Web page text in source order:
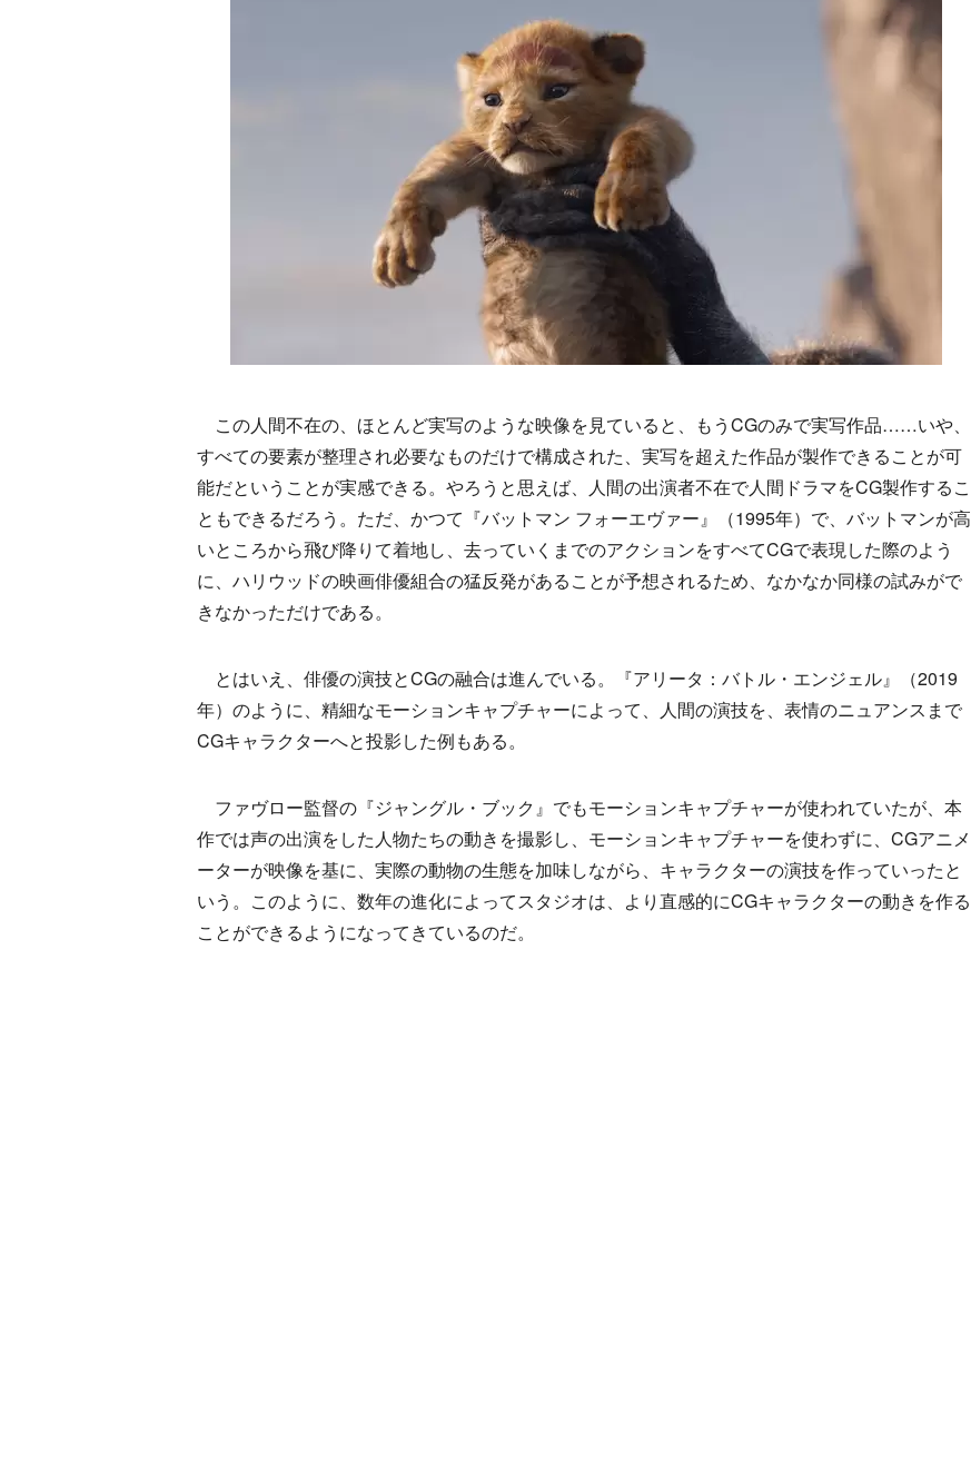
この人間不在の、ほとんど実写のような映像を見ていると、もうCGのみで実写作品……いや、
すべての要素が整理され必要なものだけで構成された、実写を超えた作品が製作できることが可
能だということが実感できる。やろうと思えば、人間の出演者不在で人間ドラマをCG製作するこ
ともできるだろう。ただ、かつて『バットマン フォーエヴァー』（1995年）で、バットマンが高
いところから飛び降りて着地し、去っていくまでのアクションをすべてCGで表現した際のよう
に、ハリウッドの映画俳優組合の猛反発があることが予想されるため、なかなか同様の試みがで
きなかっただけである。
とはいえ、俳優の演技とCGの融合は進んでいる。『アリータ：バトル・エンジェル』（2019
年）のように、精細なモーションキャプチャーによって、人間の演技を、表情のニュアンスまで
CGキャラクターへと投影した例もある。
ファヴロー監督の『ジャングル・ブック』でもモーションキャプチャーが使われていたが、本
作では声の出演をした人物たちの動きを撮影し、モーションキャプチャーを使わずに、CGアニメ
ーターが映像を基に、実際の動物の生態を加味しながら、キャラクターの演技を作っていったと
いう。このように、数年の進化によってスタジオは、より直感的にCGキャラクターの動きを作る
ことができるようになってきているのだ。